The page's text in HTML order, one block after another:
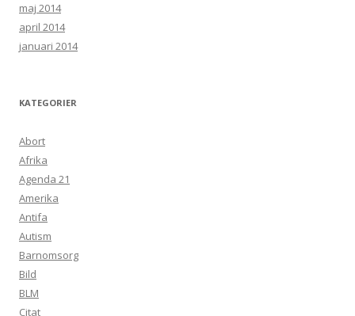
maj 2014
april 2014
januari 2014
KATEGORIER
Abort
Afrika
Agenda 21
Amerika
Antifa
Autism
Barnomsorg
Bild
BLM
Citat